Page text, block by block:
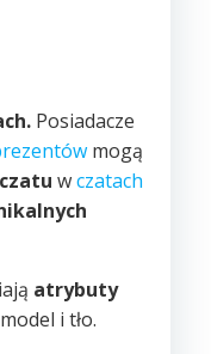
Posiadacze
mogą
wczatach
atrybuty
i tło.